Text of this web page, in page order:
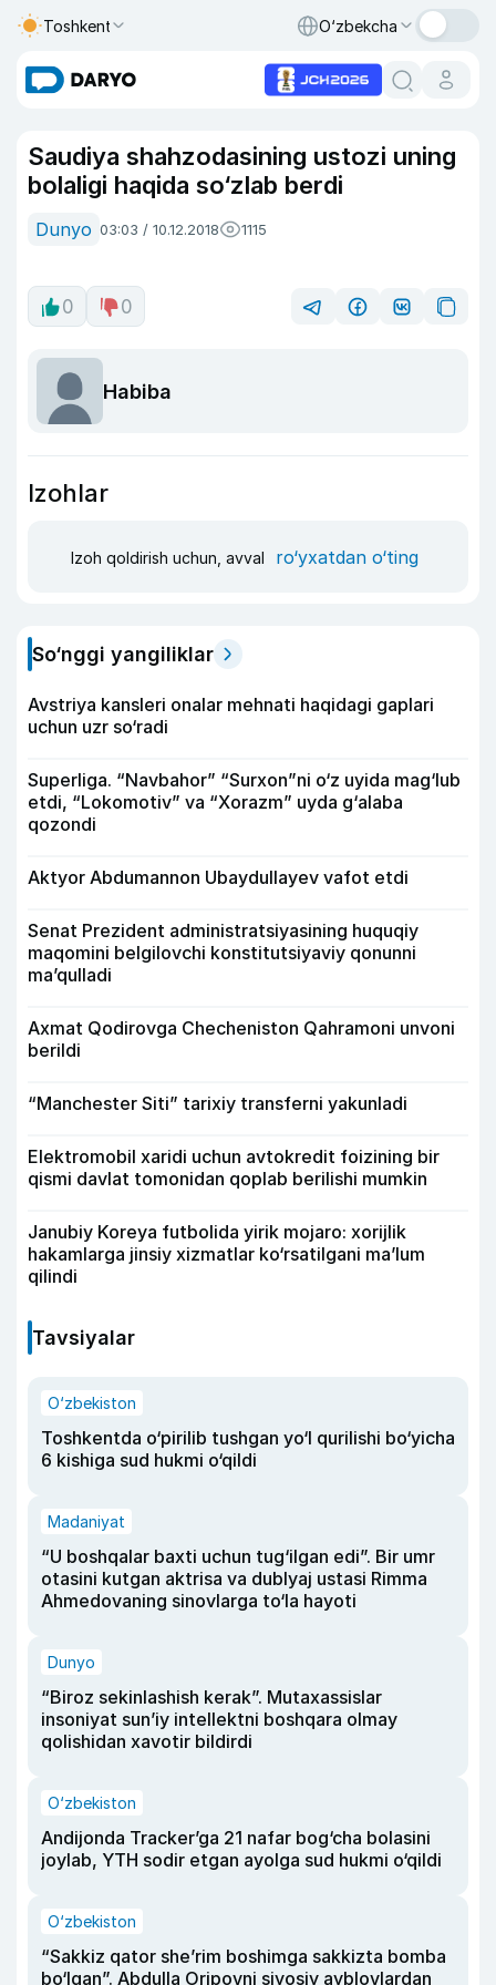
Toshkent O‘zbekcha
Saudiya shahzodasining ustozi uning
bolaligi haqida so‘zlab berdi
Dunyo 03:03 / 10.12.2018 1115
0 0
Habiba
Izohlar
Izoh qoldirish uchun, avval ro‘yxatdan o‘ting
So‘nggi yangiliklar
Avstriya kansleri onalar mehnati haqidagi gaplari
uchun uzr so‘radi
Superliga. “Navbahor” “Surxon”ni o‘z uyida mag‘lub
etdi, “Lokomotiv” va “Xorazm” uyda g‘alaba
qozondi
Aktyor Abdu­mannon Ubaydullayev vafot etdi
Senat Prezident administratsiyasining huquqiy
maqomini belgilovchi konstitutsiyaviy qonunni
ma’qulladi
Axmat Qodirovga Checheniston Qahramoni unvoni
berildi
“Manchester Siti” tarixiy transferni yakunladi
Elektromobil xaridi uchun avtokredit foizining bir
qismi davlat tomonidan qoplab berilishi mumkin
Janubiy Koreya futbolida yirik mojaro: xorijlik
hakamlarga jinsiy xizmatlar ko‘rsatilgani ma’lum
qilindi
Tavsiyalar
O‘zbekiston
Toshkentda o‘pirilib tushgan yo‘l qurilishi bo‘yicha
6 kishiga sud hukmi o‘qildi
Madaniyat
“U boshqalar baxti uchun tug‘ilgan edi”. Bir umr
otasini kutgan aktrisa va dublyaj ustasi Rimma
Ahmedovaning sinovlarga to‘la hayoti
Dunyo
“Biroz sekinlashish kerak”. Mutaxassislar
insoniyat sun’iy intellektni boshqara olmay
qolishidan xavotir bildirdi
O‘zbekiston
Andijonda Tracker’ga 21 nafar bog‘cha bolasini
joylab, YTH sodir etgan ayolga sud hukmi o‘qildi
O‘zbekiston
“Sakkiz qator she’rim boshimga sakkizta bomba
bo‘lgan”. Abdulla Oripovni siyosiy ayblovlardan